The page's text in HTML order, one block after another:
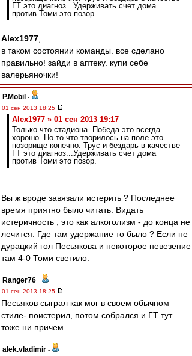
ГТ это диагноз...Удерживать счет дома
против Томи это позор.
Alex1977
в таком состоянии команды. все сделано
правильно! зайди в аптеку. купи себе
валерьяночки!
P.Mobil -
01 сен 2013 18:25
Alex1977 » 01 сен 2013 19:17
Только что стадиона. Победа это всегда
хорошо. Но то что творилось на поле это
позорище конечно. Трус и бездарь в качестве
ГТ это диагноз...Удерживать счет дома
против Томи это позор.
Вы ж вроде завязали истерить ? Последнее
время приятно было читать. Видать
истеричность , это как алкоголизм - до конца не
лечится. Где там удержание то было ? Если не
дурацкий гол Песьякова и некоторое невезение
там 4-0 Томи светило.
Ranger76 -
01 сен 2013 18:25
Песьяков сыграл как мог в своем обычном
стиле- поистерил, потом собрался и ГТ тут
тоже ни причем.
alek.vladimir -